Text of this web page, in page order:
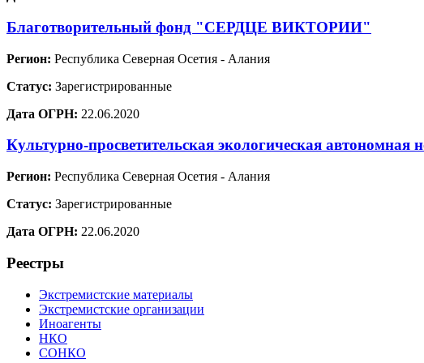
Благотворительный фонд "СЕРДЦЕ ВИКТОРИИ"
Регион: Республика Северная Осетия - Алания
Статус: Зарегистрированные
Дата ОГРН: 22.06.2020
Культурно-просветительская экологическая
Регион: Республика Северная Осетия - Алания
Статус: Зарегистрированные
Дата ОГРН: 22.06.2020
Реестры
Экстремистские материалы
Экстремистские организации
Иноагенты
НКО
СОНКО